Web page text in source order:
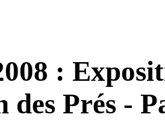
:
des Prés -